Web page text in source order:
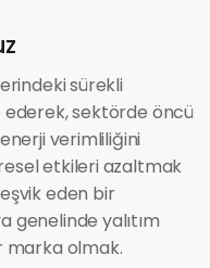
sürekli
sektörde öncü
verimliliğini
etkileri azaltmak
eden bir
genelinde yalıtım
marka olmak.